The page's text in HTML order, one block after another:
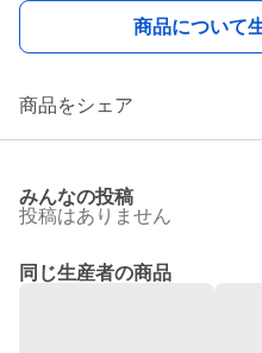
商品について
商品をシェア
みんなの投稿
投稿はありません
同じ生産者の商品